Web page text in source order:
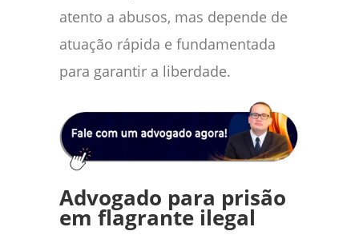
atento a abusos, mas depende de
atuação rápida e fundamentada
para garantir a liberdade.
Advogado para prisão
em flagrante ilegal